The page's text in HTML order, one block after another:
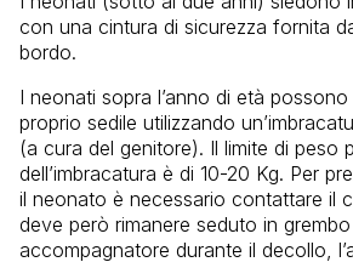
con una cintura di sicurezza fornita
bordo.
I neonati sopra l’anno di età
proprio sedile utilizzando
(a cura del genitore). Il limite di peso
dell’imbracatura è di 10-20 Kg. Per
il neonato è necessario contattare il
deve però rimanere seduto in grembo
accompagnatore durante il decollo,